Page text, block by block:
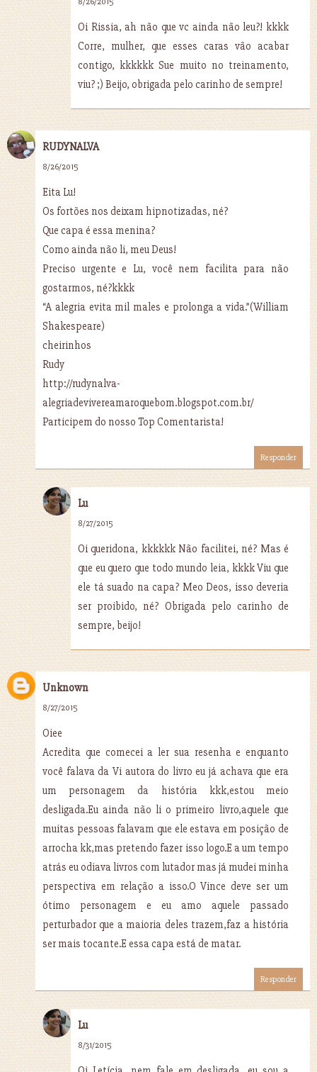
Oi Rissia, ah não que vc ainda não leu?! kkkk
Corre, mulher, que esses caras vão acabar
contigo, kkkkkk Sue muito no treinamento,
viu? ;) Beijo, obrigada pelo carinho de sempre!
RUDYNALVA
8/26/2015
Eita Lu!
Os fortões nos deixam hipnotizadas, né?
Que capa é essa menina?
Como ainda não li, meu Deus!
Preciso urgente e Lu, você nem facilita para não
gostarmos, né?kkkk
“A alegria evita mil males e prolonga a vida.”(William
Shakespeare)
cheirinhos
Rudy
http://rudynalva-
alegriadevivereamaroquebom.blogspot.com.br/
Participem do nosso Top Comentarista!
Responder
Lu
8/27/2015
Oi queridona, kkkkkk Não facilitei, né? Mas é
que eu quero que todo mundo leia, kkkk Viu que
ele tá suado na capa? Meo Deos, isso deveria
ser proibido, né? Obrigada pelo carinho de
sempre, beijo!
Unknown
8/27/2015
Oiee
Acredita que comecei a ler sua resenha e enquanto
você falava da Vi autora do livro eu já achava que era
um personagem da história kkk,estou meio
desligada.Eu ainda não li o primeiro livro,aquele que
muitas pessoas falavam que ele estava em posição de
arrocha kk,mas pretendo fazer isso logo.E a um tempo
atrás eu odiava livros com lutador mas já mudei minha
perspectiva em relação a isso.O Vince deve ser um
ótimo personagem e eu amo aquele passado
perturbador que a maioria deles trazem,faz a história
ser mais tocante.E essa capa está de matar.
Responder
Lu
8/31/2015